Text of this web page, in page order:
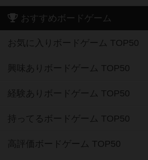
おすすめボードゲーム
お気に入りボードゲーム TOP50
興味ありボードゲーム TOP50
経験ありボードゲーム TOP50
持ってるボードゲーム TOP50
高評価ボードゲーム TOP50